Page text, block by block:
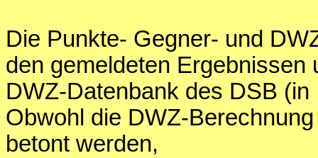
Die Punkte- Gegner- und
den gemeldeten Ergebnissen
DWZ-Datenbank des DSB
Obwohl die DWZ-
betont werden,